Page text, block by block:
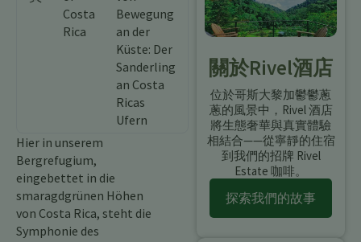
Costa
Rica
Bewegung
an der
Küste: Der
Sanderling
an Costa
Ricas
Ufern
Hier in unserem
Bergrefugium,
eingebettet in die
smaragdgrünen Höhen
von Costa Rica, steht die
Symphonie des
關於Rivel酒店
位於哥斯大黎加鬱鬱蔥
蔥的風景中，Rivel 酒店
將生態奢華與真實體驗
相結合——從寧靜的住宿
到我們的招牌 Rivel
Estate 咖啡。
探索我們的故事